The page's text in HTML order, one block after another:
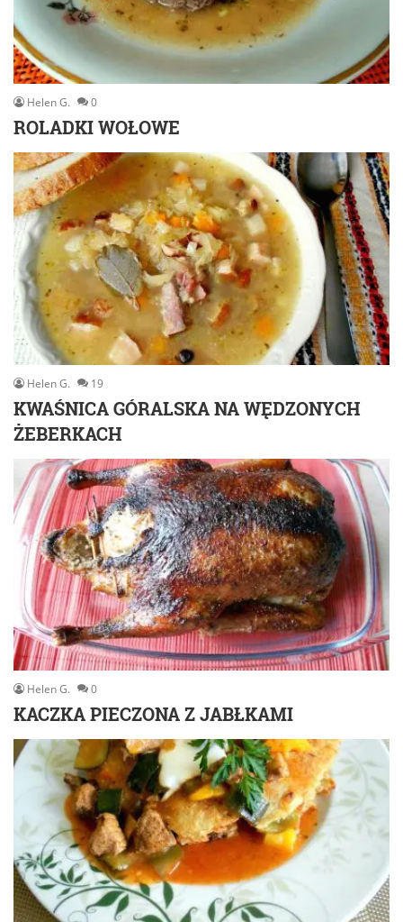
Helen G. 0
ROLADKI WOŁOWE
Helen G. 19
KWAŚNICA GÓRALSKA NA WĘDZONYCH
ŻEBERKACH
Helen G. 0
KACZKA PIECZONA Z JABŁKAMI